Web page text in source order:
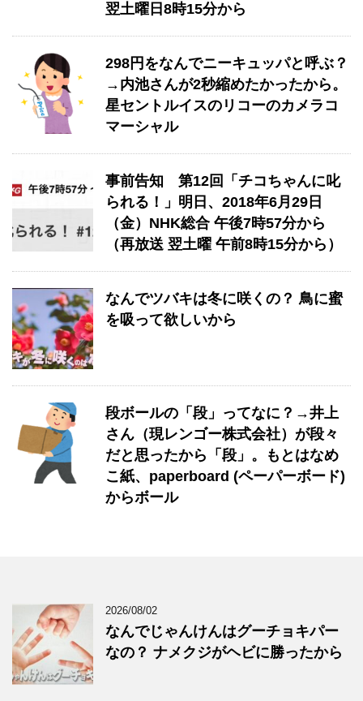
翌土曜日8時15分から
298円をなんでニーキュッパと呼ぶ？
→内池さんが2秒縮めたかったから。
星セントルイスのリコーのカメラコ
マーシャル
事前告知 ​第12回「チコちゃんに叱
られる！」​明日、2018年6月29日
（金）NHK総合 午後7時57分から
（再放送 翌土曜 午前8時15分から）
なんでツバキは冬に咲くの？ 鳥に蜜
を吸って欲しいから
段ボールの「段」ってなに？→井上
さん（現レンゴー株式会社）が段々
だと思ったから「段」。もとはなめ
こ紙、paperboard (ペーパーボード)
からボール
2026/08/02
なんでじゃんけんはグーチョキパー
なの？ ナメクジがヘビに勝ったから